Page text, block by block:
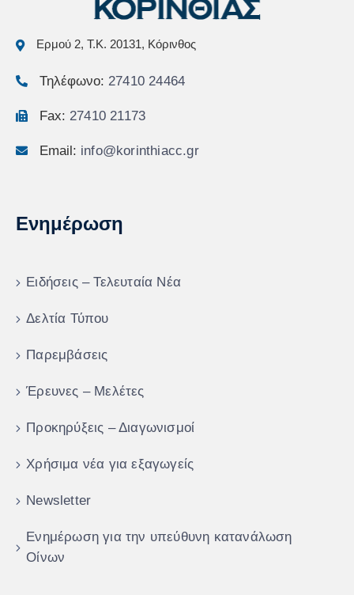
Ερμού 2, Τ.Κ. 20131, Κόρινθος
Τηλέφωνο: 27410 24464
Fax: 27410 21173
Email: info@korinthiacc.gr
Ενημέρωση
Ειδήσεις – Τελευταία Νέα
Δελτία Τύπου
Παρεμβάσεις
Έρευνες – Μελέτες
Προκηρύξεις – Διαγωνισμοί
Χρήσιμα νέα για εξαγωγείς
Newsletter
Ενημέρωση για την υπεύθυνη κατανάλωση
Οίνων